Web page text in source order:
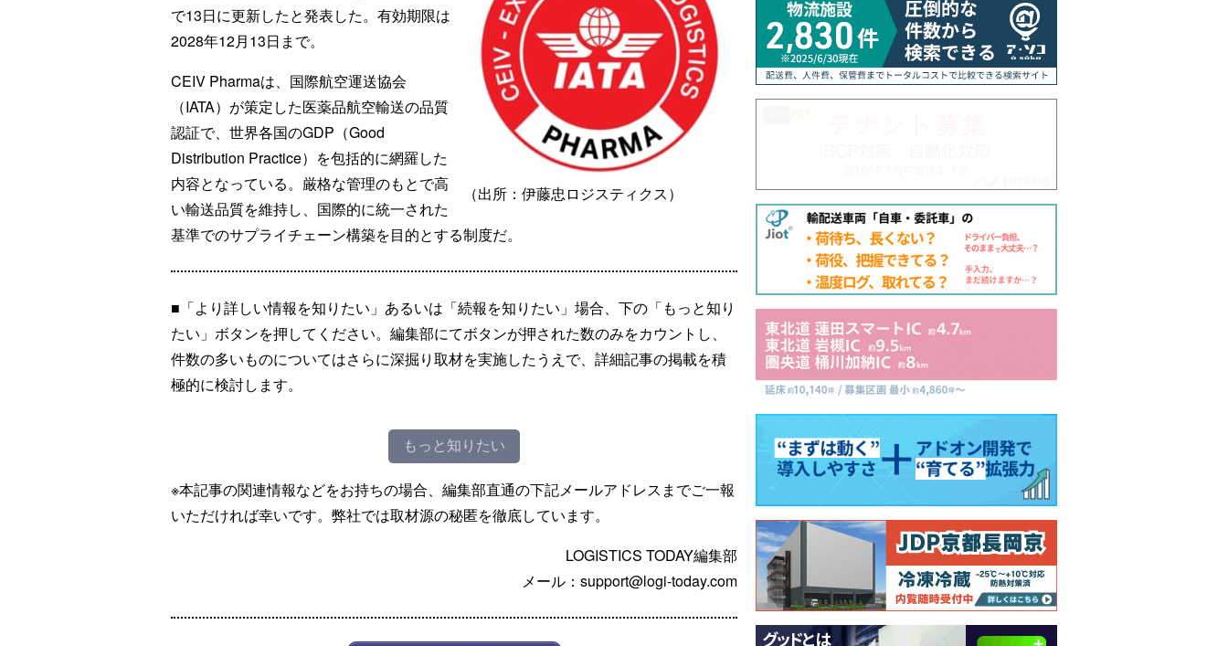
（出所：伊藤忠ロジスティクス）
で13日に更新したと発表した。有効期限は
2028年12月13日まで。
CEIV Pharmaは、国際航空運送協会
（IATA）が策定した医薬品航空輸送の品質
認証で、世界各国のGDP（Good
Distribution Practice）を包括的に網羅した
内容となっている。厳格な管理のもとで高
い輸送品質を維持し、国際的に統一された
基準でのサプライチェーン構築を目的とする制度だ。
■「より詳しい情報を知りたい」あるいは「続報を知りたい」場合、下の「もっと知り
たい」ボタンを押してください。編集部にてボタンが押された数のみをカウントし、
件数の多いものについてはさらに深掘り取材を実施したうえで、詳細記事の掲載を積
極的に検討します。
もっと知りたい
※本記事の関連情報などをお持ちの場合、編集部直通の下記メールアドレスまでご一報
いただければ幸いです。弊社では取材源の秘匿を徹底しています。
LOGISTICS TODAY編集部
メール：support@logi-today.com